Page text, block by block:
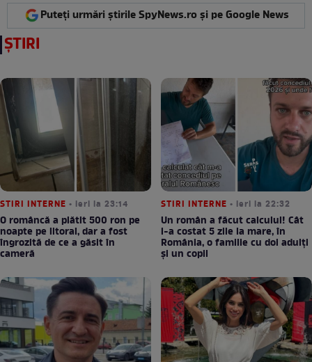
Puteți urmări știrile SpyNews.ro și pe Google News
ȘTIRI
STIRI INTERNE • ieri la 23:14
O româncă a plătit 500 ron pe
noapte pe litoral, dar a fost
îngrozită de ce a găsit în
cameră
STIRI INTERNE • ieri la 22:32
Un român a făcut calculul! Cât
l-a costat 5 zile la mare, în
România, o familie cu doi adulți
și un copil